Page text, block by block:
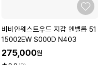
비비안웨스트우드 지갑 엔벨롭 51
15002EW S000D N403
275,000원